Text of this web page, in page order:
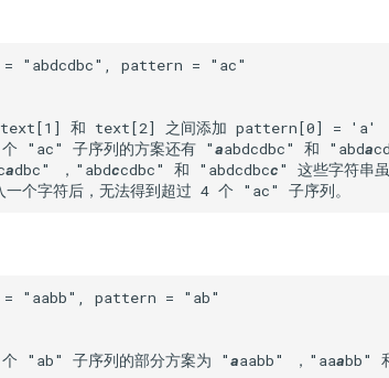
text[1] 和 text[2] 之间添加 pattern[0] = 'a' ，
"ac" 子序列的方案还有 "aabdcdbc" 和 "abda
adbc" ，"abdccdbc" 和 "abdcdbcc" 这些字符串
"ab" 子序列的部分方案为 "aaabb" ，"aaabb"